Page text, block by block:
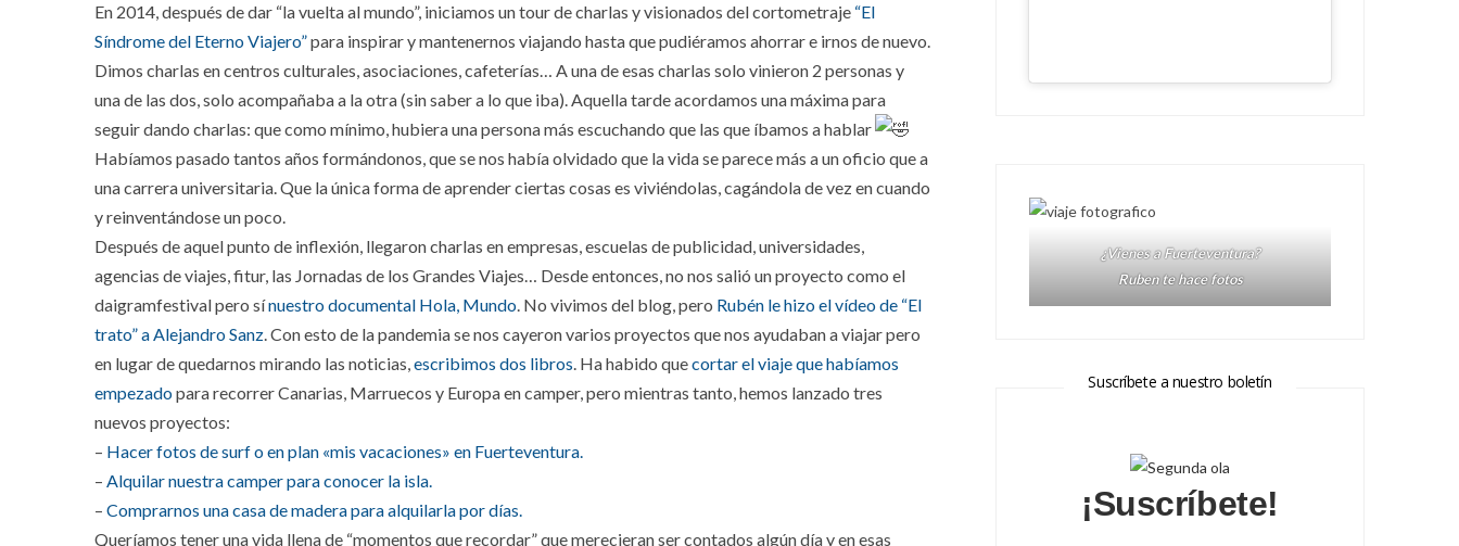
En 2014, después de dar “la vuelta al mundo”, iniciamos un tour de charlas y visionados del cortometraje “El
Síndrome del Eterno Viajero”para inspirar y mantenernos viajando hasta que pudiéramos ahorrar e irnos de nuevo.
Dimos charlas en centros culturales, asociaciones, cafeterías… A una de esas charlas solo vinieron 2 personas y
una de las dos, solo acompañaba a la otra (sin saber a lo que iba). Aquella tarde acordamos una máxima para
seguir dando charlas: que como mínimo, hubiera una persona más escuchando que las que íbamos a hablar
Habíamos pasado tantos años formándonos, que se nos había olvidado que la vida se parece más a un oficio que a
una carrera universitaria. Que la única forma de aprender ciertas cosas es viviéndolas, cagándola de vez en cuando
y reinventándose un poco.
Después de aquel punto de inflexión, llegaron charlas en empresas, escuelas de publicidad, universidades,
agencias de viajes, fitur, las Jornadas de los Grandes Viajes… Desde entonces, no nos salió un proyecto como el
daigramfestival pero sínuestro documental Hola, Mundo. No vivimos del blog, pero Rubén le hizo el vídeo de “El
trato” a Alejandro Sanz. Con esto de la pandemia se nos cayeron varios proyectos que nos ayudaban a viajar pero
en lugar de quedarnos mirando las noticias,escribimos dos libros. Ha habido quecortar el viaje que habíamos
empezadopara recorrer Canarias, Marruecos y Europa en camper, pero mientras tanto, hemos lanzado tres
nuevos proyectos:
– Hacer fotos de surf o en plan «mis vacaciones» en Fuerteventura.
– Alquilar nuestra camper para conocer la isla.
– Comprarnos una casa de madera para alquilarla por días.
Queríamos tener una vida llena de “momentos que recordar” que merecieran ser contados algún día y en esas
¿Vienes a Fuerteventura?
Ruben te hace fotos
Suscríbete a nuestro boletín
¡Suscríbete!